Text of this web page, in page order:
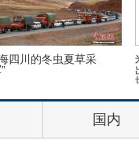
四川的冬虫夏草采
国内